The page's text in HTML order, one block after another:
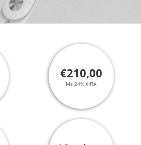
€210,00
Με 24% ΦΠΑ